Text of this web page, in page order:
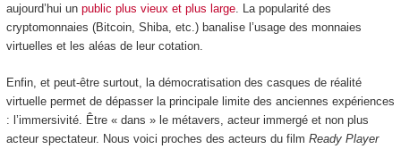
aujourd’hui un public plus vieux et plus large. La popularité des
cryptomonnaies (Bitcoin, Shiba, etc.) banalise l’usage des monnaies
virtuelles et les aléas de leur cotation.
Enfin, et peut-être surtout, la démocratisation des casques de réalité
virtuelle permet de dépasser la principale limite des anciennes expériences
: l’immersivité. Être « dans » le métavers, acteur immergé et non plus
acteur spectateur. Nous voici proches des acteurs du film Ready Player